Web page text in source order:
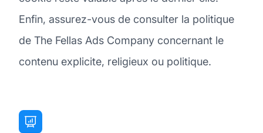
Enfin, assurez-vous de consulter la politique
de The Fellas Ads Company concernant le
contenu explicite, religieux ou politique.